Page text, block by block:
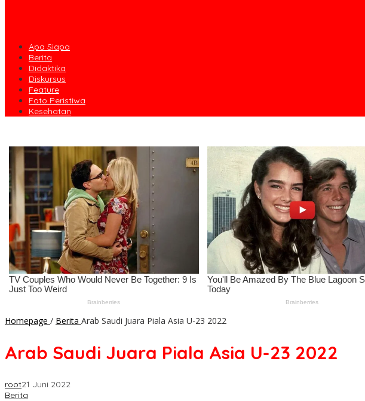
Apa Siapa
Berita
Didaktika
Diskursus
Feature
Foto Peristiwa
Kesehatan
Homepage / Berita Arab Saudi Juara Piala Asia U-23 2022
Arab Saudi Juara Piala Asia U-23 2022
root21 Juni 2022
Berita